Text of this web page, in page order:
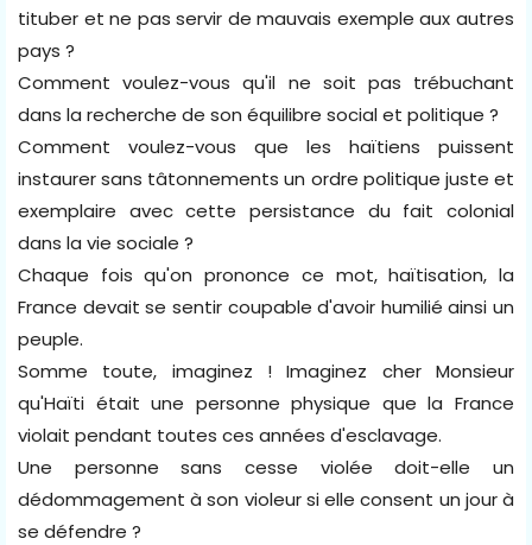
tituber et ne pas servir de mauvais exemple aux autres
pays ?
Comment voulez-vous qu'il ne soit pas trébuchant
dans la recherche de son équilibre social et politique ?
Comment voulez-vous que les haïtiens puissent
instaurer sans tâtonnements un ordre politique juste et
exemplaire avec cette persistance du fait colonial
dans la vie sociale ?
Chaque fois qu'on prononce ce mot, haïtisation, la
France devait se sentir coupable d'avoir humilié ainsi un
peuple.
Somme toute, imaginez ! Imaginez cher Monsieur
qu'Haïti était une personne physique que la France
violait pendant toutes ces années d'esclavage.
Une personne sans cesse violée doit-elle un
dédommagement à son violeur si elle consent un jour à
se défendre ?